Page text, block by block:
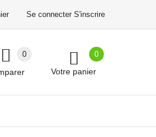
Se connecter S'inscrire
0
Votre panier
0